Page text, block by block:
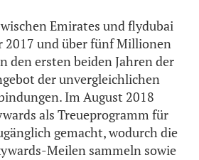
Emirates und flydubai
2017 und über fünf Millionen
den ersten beiden Jahren der
der unvergleichlichen
Im August 2018
als Treueprogramm für
gemacht, wodurch die
Meilen sammeln sowie